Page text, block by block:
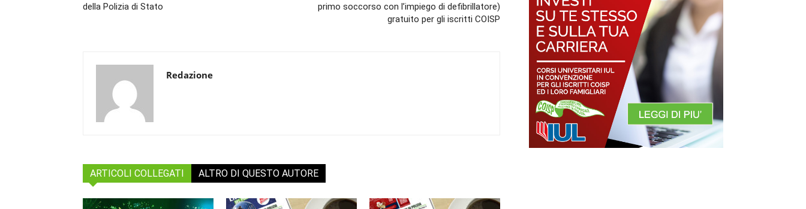
della Polizia di Stato
primo soccorso con l’impiego di defibrillatore)
gratuito per gli iscritti COISP
Redazione
ARTICOLI COLLEGATI ALTRO DI QUESTO AUTORE